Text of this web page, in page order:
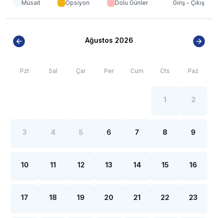
şartları sebebiyle yamaç üzerine kurulmuştur.
gerekmektedir. Bazı villalarımızın ise yolu
stabilize(toprak) olabilmektedir.
artışı sebebiyle; bölge genelinde nadiren de
Müsait Opsiyon Dolu Günler Giriş - Çıkış
Ağustos 2026
Pzt Sal Çar Per Cum Cts Paz
1 2
3 4 5 6 7 8 9
10 11 12 13 14 15 16
17 18 19 20 21 22 23